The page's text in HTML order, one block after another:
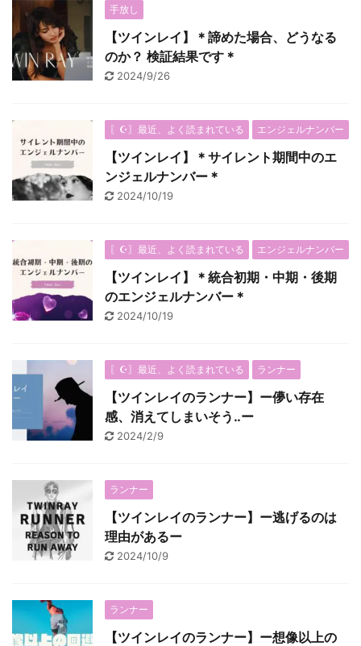
手放し
【ツインレイ】＊諦めた場合、どうなる
のか？ 検証結果です＊
2024/9/26
〖☪︎〗最近、よく読まれている エンジェルナンバー
【ツインレイ】＊サイレント期間中のエ
ンジェルナンバー＊
2024/10/19
〖☪︎〗最近、よく読まれている エンジェルナンバー
【ツインレイ】＊統合初期・中期・後期
のエンジェルナンバー＊
2024/10/19
〖☪︎〗最近、よく読まれている ランナー
【ツインレイのランナー】ー儚い存在
感、消えてしまいそう‥ー
2024/2/9
ランナー
【ツインレイのランナー】ー逃げるのは
理由があるー
2024/10/9
ランナー
【ツインレイのランナー】ー想像以上の